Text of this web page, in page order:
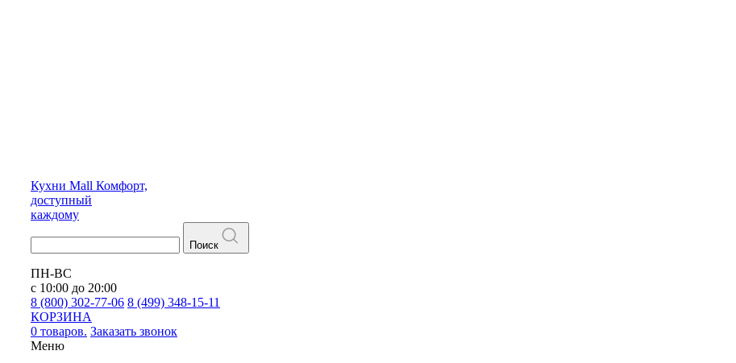
Кухни Mall Комфорт,
доступный
каждому
Поиск
ПН-ВС
с 10:00 до 20:00
8 (800) 302-77-06 8 (499) 348-15-11
КОРЗИНА
0 товаров. Заказать звонок
Меню